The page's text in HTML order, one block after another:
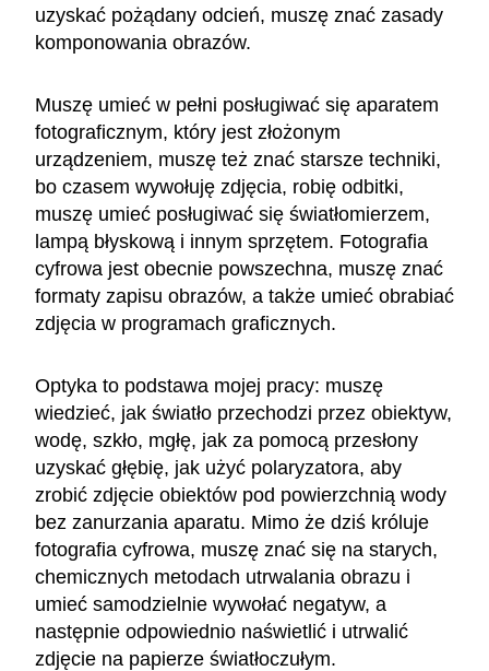
uzyskać pożądany odcień, muszę znać zasady
komponowania obrazów.
Muszę umieć w pełni posługiwać się aparatem
fotograficznym, który jest złożonym
urządzeniem, muszę też znać starsze techniki,
bo czasem wywołuję zdjęcia, robię odbitki,
muszę umieć posługiwać się światłomierzem,
lampą błyskową i innym sprzętem. Fotografia
cyfrowa jest obecnie powszechna, muszę znać
formaty zapisu obrazów, a także umieć obrabiać
zdjęcia w programach graficznych.
Optyka to podstawa mojej pracy: muszę
wiedzieć, jak światło przechodzi przez obiektyw,
wodę, szkło, mgłę, jak za pomocą przesłony
uzyskać głębię, jak użyć polaryzatora, aby
zrobić zdjęcie obiektów pod powierzchnią wody
bez zanurzania aparatu. Mimo że dziś króluje
fotografia cyfrowa, muszę znać się na starych,
chemicznych metodach utrwalania obrazu i
umieć samodzielnie wywołać negatyw, a
następnie odpowiednio naświetlić i utrwalić
zdjęcie na papierze światłoczułym.